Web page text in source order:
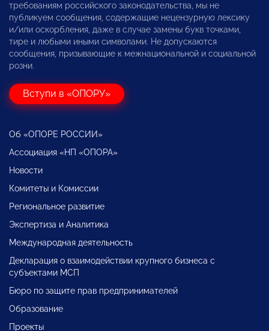
требованиям российского законодательства, мы не
публикуем сообщения, содержащие нецензурную лексику
и/или оскорбления, даже в случае замены букв точками,
тире и любыми иными символами. Не допускаются
сообщения, призывающие к межнациональной и социальной
розни.
Вступи в «ОПОРУ»
Об «ОПОРЕ РОССИИ»
Ассоциация «НП «ОПОРА»
Новости
Комитеты и Комиссии
Региональное развитие
Экспертиза и Аналитика
Международная деятельность
Декларация о взаимодействии крупного бизнеса с
субъектами МСП
Бюро по защите прав предпринимателей
Образование
Проекты